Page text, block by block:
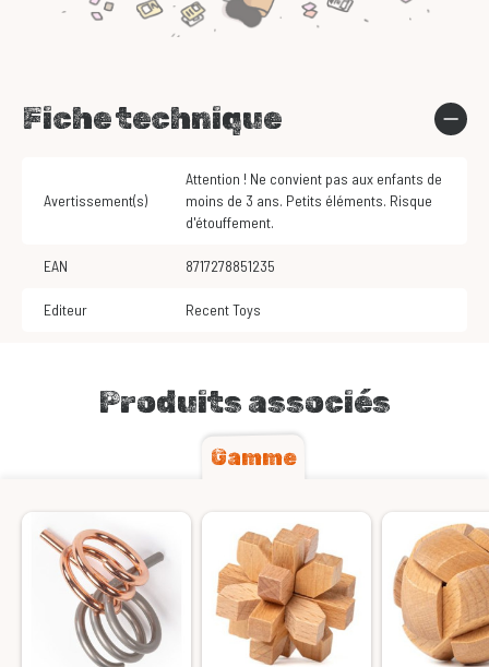
Fiche technique
Avertissement(s)
Attention ! Ne convient pas aux enfants de
moins de 3 ans. Petits éléments. Risque
d'étouffement.
EAN 8717278851235
Editeur Recent Toys
Produits associés
Gamme